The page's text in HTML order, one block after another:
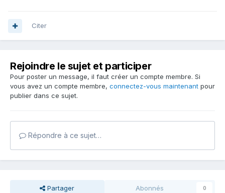
Citer
Rejoindre le sujet et participer
Pour poster un message, il faut créer un compte membre. Si
vous avez un compte membre, connectez-vous maintenant pour
publier dans ce sujet.
Répondre à ce sujet…
Partager Abonnés 0